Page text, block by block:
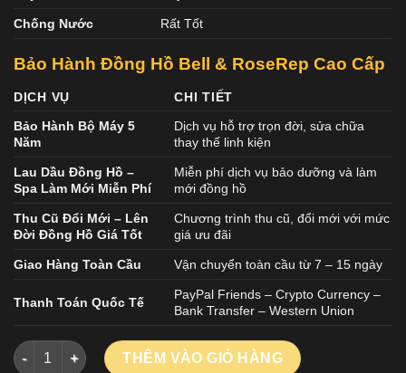
Chống Nước Rất Tốt
Bảo Hành Đồng Hồ Bell & RoseRep Cao Cấp
DỊCH VỤ
CHI TIẾT
Bảo Hành Bộ Máy 5
Năm
Dịch vụ hỗ trợ trọn đời, sửa chữa
thay thế linh kiện
Lau Dầu Đồng Hồ –
Spa Làm Mới Miễn Phí
Miễn phí dịch vụ bảo dưỡng và làm
mới đồng hồ
Thu Cũ Đổi Mới – Lên
Đời Đồng Hồ Giá Tốt
Chương trình thu cũ, đổi mới với mức
giá ưu đãi
Giao Hàng Toàn Cầu Vận chuyển toàn cầu từ 7 – 15 ngày
Thanh Toán Quốc Tế
PayPal Friends – Crypto Currency –
Bank Transfer – Western Union
Đồng Hồ Bell & Ross Br 03-92 Diver Full Lum Replica Cao Cấp
THÊM VÀO GIỎ HÀNG